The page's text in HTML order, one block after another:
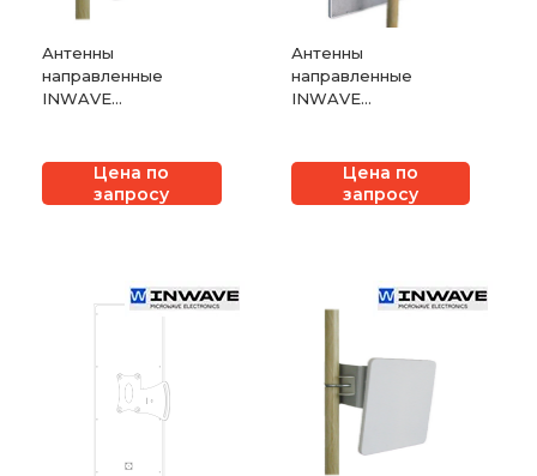
Антенны
направленные
INWAVE
Цена по
запросу
Антенны
направленные
INWAVE
Цена по
запросу